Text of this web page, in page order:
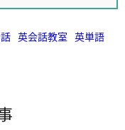
英会話教室 英単語